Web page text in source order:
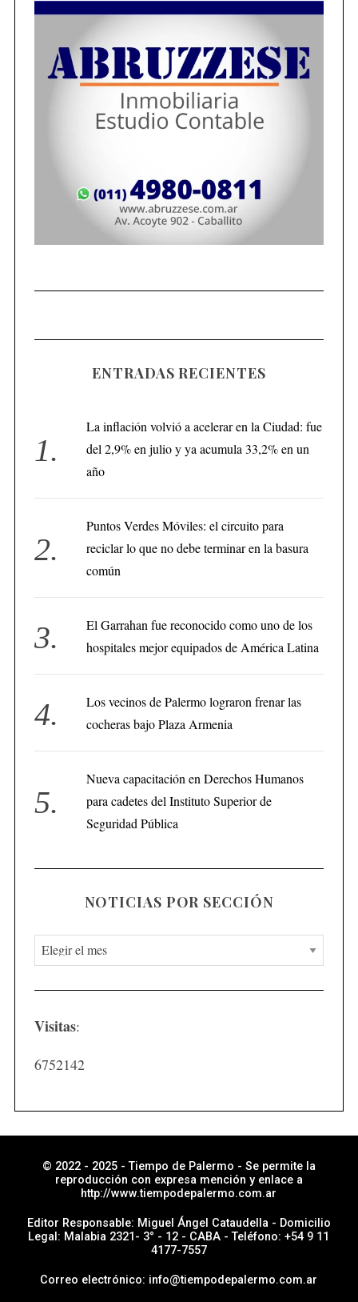
ENTRADAS RECIENTES
La inflación volvió a acelerar en la Ciudad: fue
del 2,9% en julio y ya acumula 33,2% en un
año
Puntos Verdes Móviles: el circuito para
reciclar lo que no debe terminar en la basura
común
El Garrahan fue reconocido como uno de los
hospitales mejor equipados de América Latina
Los vecinos de Palermo lograron frenar las
cocheras bajo Plaza Armenia
Nueva capacitación en Derechos Humanos
para cadetes del Instituto Superior de
Seguridad Pública
NOTICIAS POR SECCIÓN
N
o
t
c
i
e
c
Visitas:
6752142
© 2022 - 2025 - Tiempo de Palermo - Se permite la
reproducción con expresa mención y enlace a
http://www.tiempodepalermo.com.ar
Editor Responsable: Miguel Ángel Cataudella - Domicilio
Legal: Malabia 2321- 3° - 12 - CABA - Teléfono: +54 9 11
4177-7557
Correo electrónico: info@tiempodepalermo.com.ar